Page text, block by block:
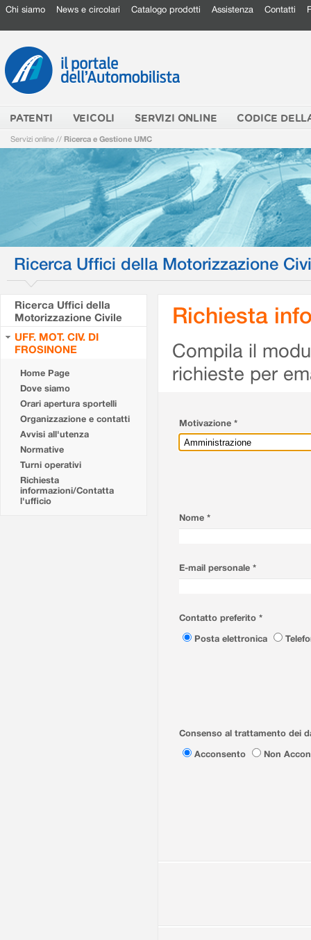
Chi siamo News e circolari Catalogo prodotti Assistenza Contatti
PATENTI VEICOLI SERVIZI ONLINE CODICE
Servizi online // Ricerca e Gestione UMC
Ricerca Uffici della Motorizzazione
Ricerca Uffici della
Motorizzazione Civile
UFF. MOT. CIV. DI
FROSINONE
Home Page
Dove siamo
Orari apertura sportelli
Organizzazione e contatti
Avvisi all'utenza
Normative
Turni operativi
Richiesta
informazioni/Contatta
l'ufficio
Richiesta
Compila il
richieste per
Motivazione *
Nome *
E-mail personale *
Contatto preferito *
Posta elettronica
Consenso al trattamento dei
Acconsento
Non